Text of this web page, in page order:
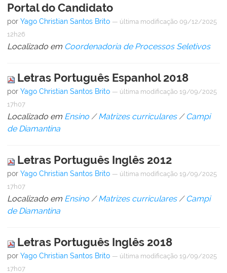
Portal do Candidato
por Yago Christian Santos Brito — última modificação 09/12/2025
12h26
Localizado em Coordenadoria de Processos Seletivos
Letras Português Espanhol 2018
por Yago Christian Santos Brito — última modificação 19/09/2025
17h07
Localizado em Ensino /Matrizes curriculares / Campi
de Diamantina
Letras Português Inglês 2012
por Yago Christian Santos Brito — última modificação 19/09/2025
17h07
Localizado em Ensino /Matrizes curriculares / Campi
de Diamantina
Letras Português Inglês 2018
por Yago Christian Santos Brito — última modificação 19/09/2025
17h07